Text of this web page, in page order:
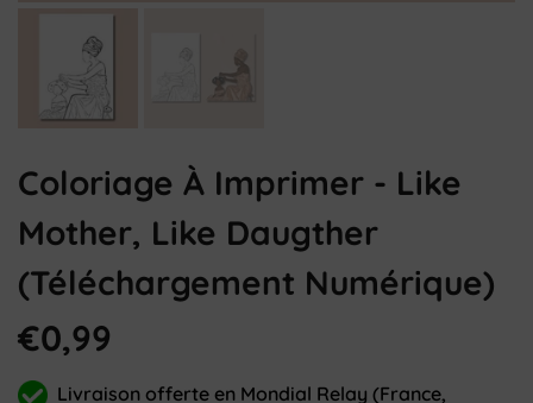
Coloriage À Imprimer - Like
Mother, Like Daugther
(téléchargement Numérique)
€0,99
Livraison offerte en Mondial Relay (France,